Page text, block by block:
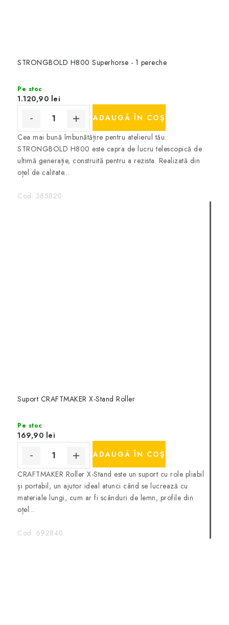
STRONGBOLD H800 Superhorse - 1 pereche
Pe stoc
1.120,90 lei
ADAUGĂ ÎN COŞ
Cea mai bună îmbunătățire pentru atelierul tău.
STRONGBOLD H800 este capra de lucru telescopică de
ultimă generație, construită pentru a rezista. Realizată din
oțel de calitate...
Cod: 385820
Suport CRAFTMAKER X-Stand Roller
Pe stoc
169,90 lei
ADAUGĂ ÎN COŞ
CRAFTMAKER Roller X-Stand este un suport cu role pliabil
și portabil, un ajutor ideal atunci când se lucrează cu
materiale lungi, cum ar fi scânduri de lemn, profile din
oțel...
Cod: 692840